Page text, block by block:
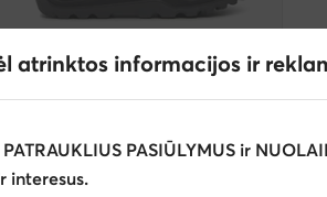
Sniego batai · Tamsiai mėlyna
atrinktos informacijos ir
PASIŪLYMUS ir
interesus.